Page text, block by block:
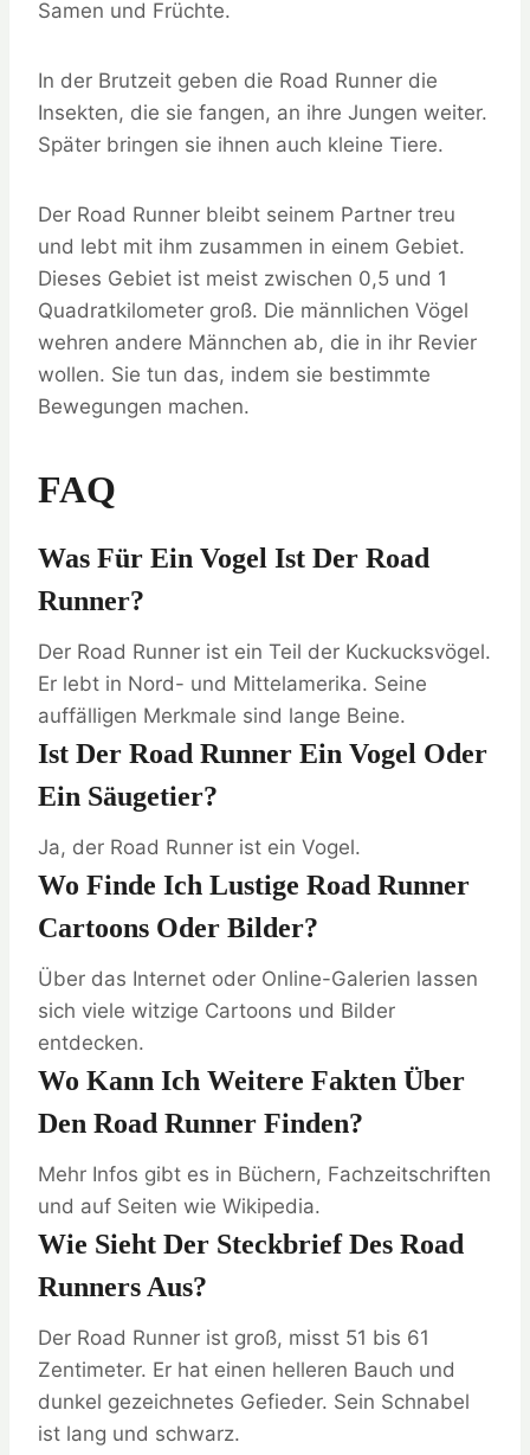
Samen und Früchte.
In der Brutzeit geben die Road Runner die
Insekten, die sie fangen, an ihre Jungen weiter.
Später bringen sie ihnen auch kleine Tiere.
Der Road Runner bleibt seinem Partner treu
und lebt mit ihm zusammen in einem Gebiet.
Dieses Gebiet ist meist zwischen 0,5 und 1
Quadratkilometer groß. Die männlichen Vögel
wehren andere Männchen ab, die in ihr Revier
wollen. Sie tun das, indem sie bestimmte
Bewegungen machen.
FAQ
Was Für Ein Vogel Ist Der Road
Runner?
Der Road Runner ist ein Teil der Kuckucksvögel.
Er lebt in Nord- und Mittelamerika. Seine
auffälligen Merkmale sind lange Beine.
Ist Der Road Runner Ein Vogel Oder
Ein Säugetier?
Ja, der Road Runner ist ein Vogel.
Wo Finde Ich Lustige Road Runner
Cartoons Oder Bilder?
Über das Internet oder Online-Galerien lassen
sich viele witzige Cartoons und Bilder
entdecken.
Wo Kann Ich Weitere Fakten Über
Den Road Runner Finden?
Mehr Infos gibt es in Büchern, Fachzeitschriften
und auf Seiten wie Wikipedia.
Wie Sieht Der Steckbrief Des Road
Runners Aus?
Der Road Runner ist groß, misst 51 bis 61
Zentimeter. Er hat einen helleren Bauch und
dunkel gezeichnetes Gefieder. Sein Schnabel
ist lang und schwarz.